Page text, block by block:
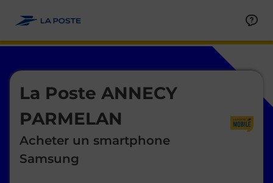
La Poste ANNECY
PARMELAN
Acheter un smartphone
Samsung
Le lien s'ouvre dans un nouvel onglet